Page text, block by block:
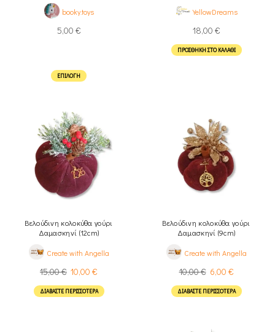
booky.toys
5,00 €
ΕΠΙΛΟΓΉ
YellowDreams
18,00 €
ΠΡΟΣΘΉΚΗ ΣΤΟ ΚΑΛΆΘΙ
Βελούδινη κολοκύθα γούρι
Δαμασκηνί (12cm)
Create with Angella
15,00€ 10,00 €
ΔΙΑΒΆΣΤΕ ΠΕΡΙΣΣΌΤΕΡΑ
Βελούδινη κολοκύθα γούρι
Δαμασκηνί (9cm)
Create with Angella
10,00€ 6,00 €
ΔΙΑΒΆΣΤΕ ΠΕΡΙΣΣΌΤΕΡΑ